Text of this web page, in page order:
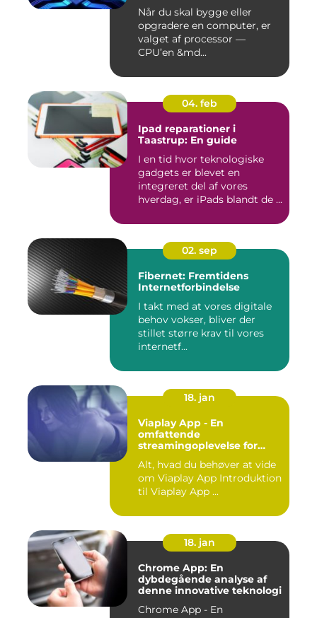
Når du skal bygge eller
opgradere en computer, er
valget af processor —
CPU’en &md...
04. feb
Ipad reparationer i
Taastrup: En guide
I en tid hvor teknologiske
gadgets er blevet en
integreret del af vores
hverdag, er iPads blandt de ...
02. sep
Fibernet: Fremtidens
Internetforbindelse
I takt med at vores digitale
behov vokser, bliver der
stillet større krav til vores
internetf...
18. jan
Viaplay App - En
omfattende
streamingoplevelse for
Alt, hvad du behøver at vide
om Viaplay App Introduktion
til Viaplay App ...
18. jan
Chrome App: En
dybdegående analyse af
denne innovative teknologi
Chrome App - En